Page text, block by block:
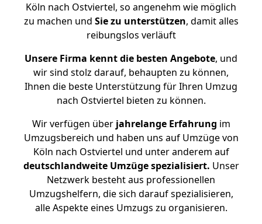
Köln nach Ostviertel, so angenehm wie möglich
zu machen und Sie zu unterstützen, damit alles
reibungslos verläuft
Unsere Firma kennt die besten Angebote, und
wir sind stolz darauf, behaupten zu können,
Ihnen die beste Unterstützung für Ihren Umzug
nach Ostviertel bieten zu können.
Wir verfügen überjahrelange Erfahrung im
Umzugsbereich und haben uns auf Umzüge von
Köln nach Ostviertel und unter anderem auf
deutschlandweite Umzüge spezialisiert. Unser
Netzwerk besteht aus professionellen
Umzugshelfern, die sich darauf spezialisieren,
alle Aspekte eines Umzugs zu organisieren.